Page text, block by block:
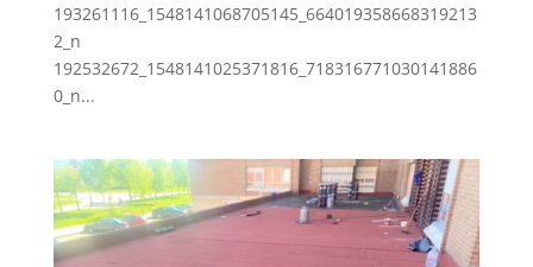
193261116_1548141068705145_664019358668319213
2_n
192532672_1548141025371816_718316771030141886
0_n...